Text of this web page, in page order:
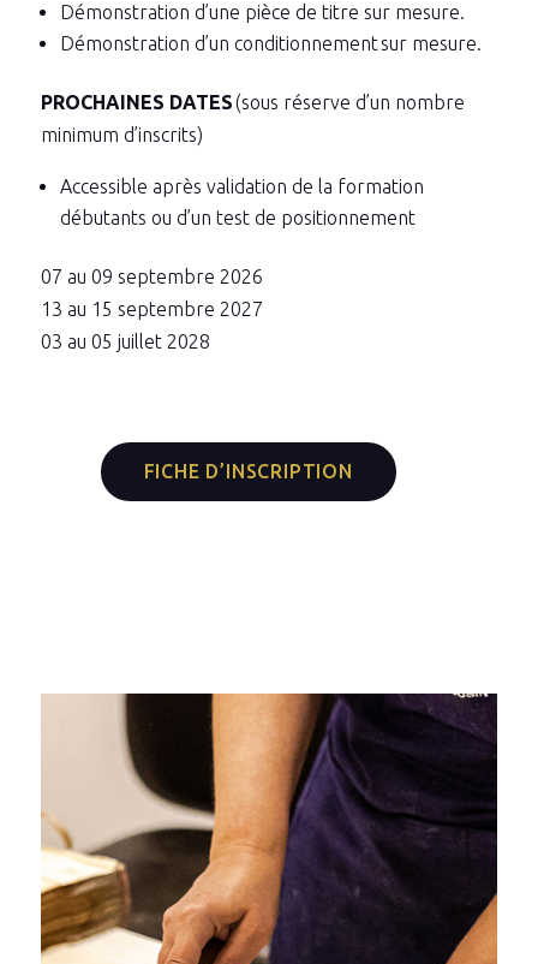
Démonstration d’une pièce de titre sur mesure.
Démonstration d’un conditionnement sur mesure.
PROCHAINES DATES(sous réserve d’un nombre
minimum d’inscrits)
Accessible après validation de la formation
débutants ou d’un test de positionnement
07 au 09 septembre 2026
13 au 15 septembre 2027
03 au 05 juillet 2028
FICHE D’INSCRIPTION